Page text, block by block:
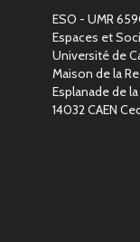
ESO - UMR
Espaces et
Université de
Maison de la
Esplanade de la
14032 CAEN